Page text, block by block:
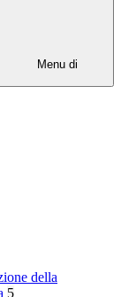
Menu di
della
5